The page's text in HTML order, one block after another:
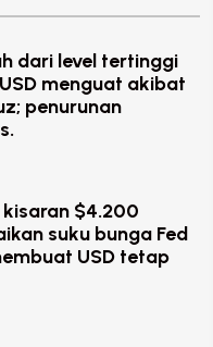
dari level tertinggi
menguat akibat
penurunan
$4.200
suku bunga Fed
USD tetap